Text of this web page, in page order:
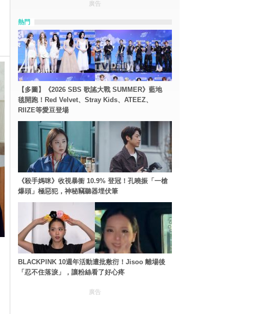
廣告
熱門
【多圖】《2026 SBS 歌謠大戰 SUMMER》藍地
毯開跑！Red Velvet、Stray Kids、ATEEZ、
RIIZE等愛豆登場
《殺手媽咪》收視暴衝 10.9% 登冠！孔曉振「一槍
爆頭」極惡犯，神秘竊聽器埋伏筆
BLACKPINK 10週年活動遭批敷衍！Jisoo 離場後
「忍不住落淚」，讓粉絲看了好心疼
廣告